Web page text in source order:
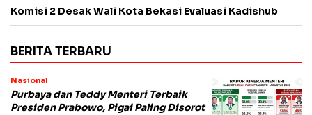
Komisi 2 Desak Wali Kota Bekasi Evaluasi Kadishub
BERITA TERBARU
Nasional
Purbaya dan Teddy Menteri Terbaik
Presiden Prabowo, Pigai Paling Disorot